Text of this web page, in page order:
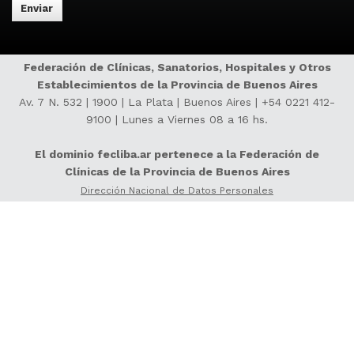
Federación de Clínicas, Sanatorios, Hospitales y Otros
Establecimientos de la Provincia de Buenos Aires
Av. 7 N. 532 | 1900 | La Plata | Buenos Aires | +54 0221 412-
9100 | Lunes a Viernes 08 a 16 hs.
El dominio fecliba.ar pertenece a la Federación de
Clínicas de la Provincia de Buenos Aires
Dirección Nacional de Datos Personales